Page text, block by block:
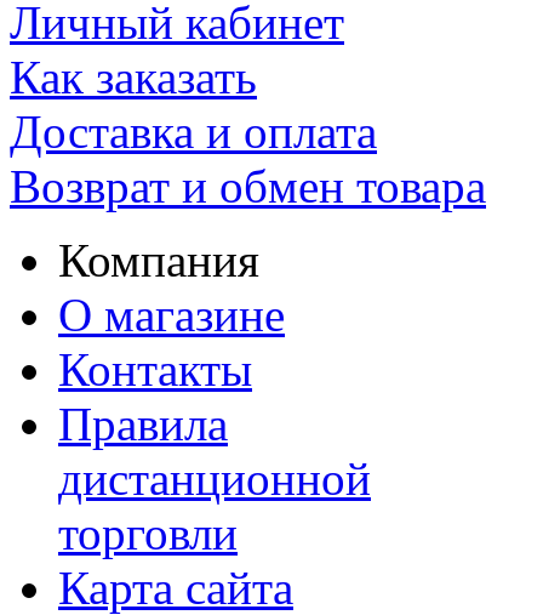
Личный кабинет
Как заказать
Доставка и оплата
Возврат и обмен товара
Компания
О магазине
Контакты
Правила
дистанционной
торговли
Карта сайта